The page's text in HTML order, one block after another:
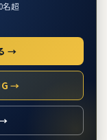
名超
→
→
→